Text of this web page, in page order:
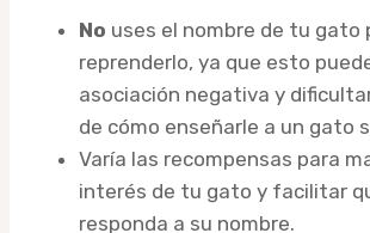
No uses el nombre de tu gato
reprenderlo, ya que esto
asociación negativa y
de cómo enseñarle a un gato
Varía las recompensas para
interés de tu gato y facilitar
responda a su nombre.